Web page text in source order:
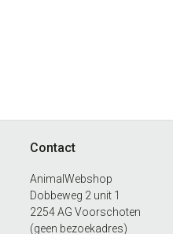
Contact
AnimalWebshop
Dobbeweg 2 unit 1
2254 AG Voorschoten
(geen bezoekadres)